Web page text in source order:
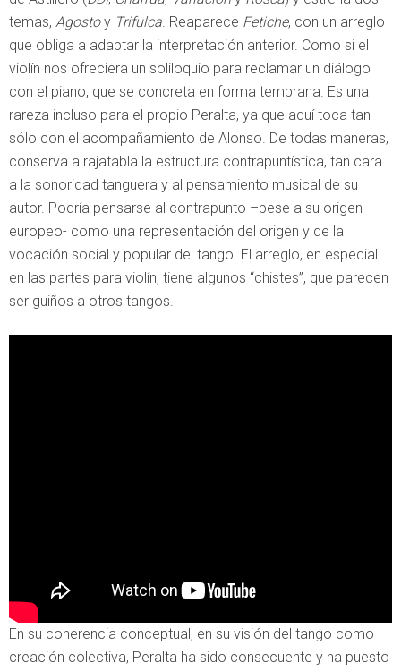
temas, Agostoy Trifulca. Reaparece Fetiche, con un arreglo
que obliga a adaptar la interpretación anterior. Como si el
violín nos ofreciera un soliloquio para reclamar un diálogo
con el piano, que se concreta en forma temprana. Es una
rareza incluso para el propio Peralta, ya que aquí toca tan
sólo con el acompañamiento de Alonso. De todas maneras,
conserva a rajatabla la estructura contrapuntística, tan cara
a la sonoridad tanguera y al pensamiento musical de su
autor. Podría pensarse al contrapunto –pese a su origen
europeo- como una representación del origen y de la
vocación social y popular del tango. El arreglo, en especial
en las partes para violín, tiene algunos “chistes”, que parecen
ser guiños a otros tangos.
En su coherencia conceptual, en su visión del tango como
creación colectiva, Peralta ha sido consecuente y ha puesto